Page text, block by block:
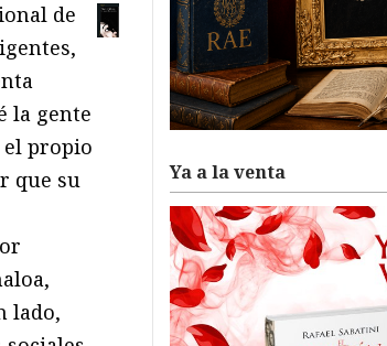
de
la gente
el propio
que su
lado,
Ya a la venta